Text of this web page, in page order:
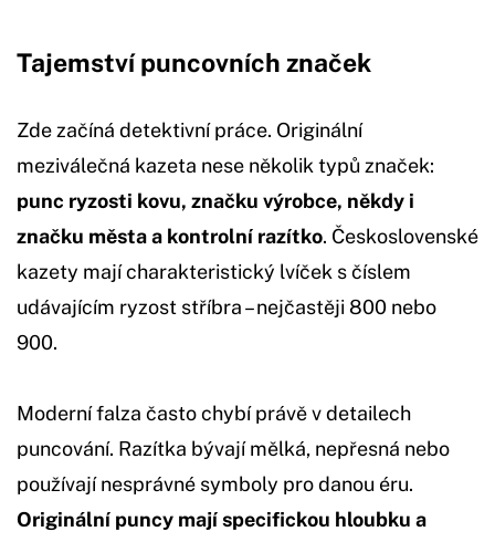
Tajemství puncovních značek
Zde začíná detektivní práce. Originální
meziválečná kazeta nese několik typů značek:
punc ryzosti kovu, značku výrobce, někdy i
značku města a kontrolní razítko. Československé
kazety mají charakteristický lvíček s číslem
udávajícím ryzost stříbra – nejčastěji 800 nebo
900.
Moderní falza často chybí právě v detailech
puncování. Razítka bývají mělká, nepřesná nebo
používají nesprávné symboly pro danou éru.
Originální puncy mají specifickou hloubku a